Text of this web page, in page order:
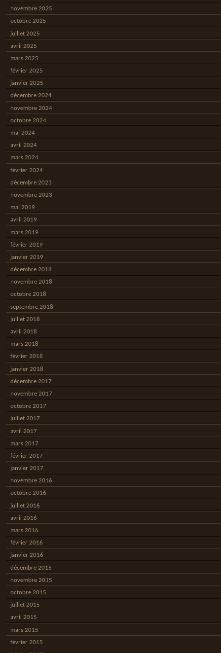
novembre 2025
octobre 2025
juillet 2025
avril 2025
mars 2025
février 2025
janvier 2025
décembre 2024
novembre 2024
octobre 2024
mai 2024
avril 2024
mars 2024
février 2024
décembre 2023
novembre 2023
mai 2019
avril 2019
mars 2019
février 2019
janvier 2019
décembre 2018
novembre 2018
octobre 2018
septembre 2018
juillet 2018
avril 2018
mars 2018
février 2018
janvier 2018
décembre 2017
novembre 2017
octobre 2017
juillet 2017
avril 2017
mars 2017
février 2017
janvier 2017
novembre 2016
octobre 2016
juillet 2016
avril 2016
mars 2016
février 2016
janvier 2016
décembre 2015
novembre 2015
octobre 2015
juillet 2015
avril 2015
mars 2015
février 2015